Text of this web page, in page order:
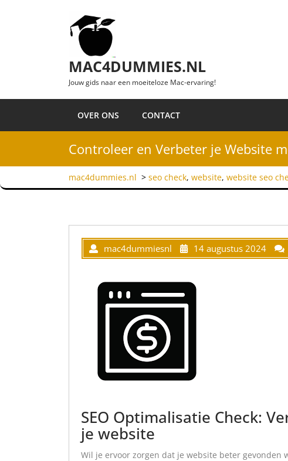
MAC4DUMMIES.NL
Jouw gids naar een moeiteloze Mac-ervaring!
OVER ONS CONTACT
Controleer en Verbeter je Website
mac4dummies.nl > seo check, website, website seo
mac4dummiesnl 14 augustus 2024
SEO Optimalisatie Check:
je website
Wil je ervoor zorgen dat je website beter gevonden